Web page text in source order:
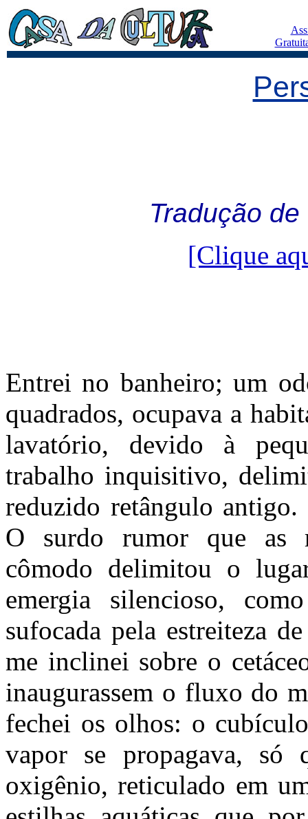
Tradução
[Clique
Entrei no banheiro; um
quadrados, ocupava a
lavatório, devido à
trabalho inquisitivo,
reduzido retângulo
O surdo rumor que as
cômodo delimitou o
emergia silencioso,
sufocada pela estreiteza
me inclinei sobre o
inaugurassem o fluxo do
fechei os olhos: o
vapor se propagava, só
oxigênio, reticulado em